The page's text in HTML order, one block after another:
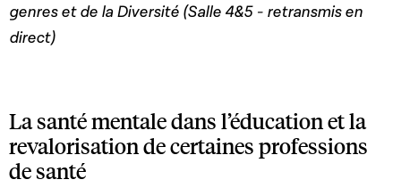
genres et de la Diversité (Salle 4&5 - retransmis en
direct)
La santé mentale dans l’éducation et la
revalorisation de certaines professions
de santé